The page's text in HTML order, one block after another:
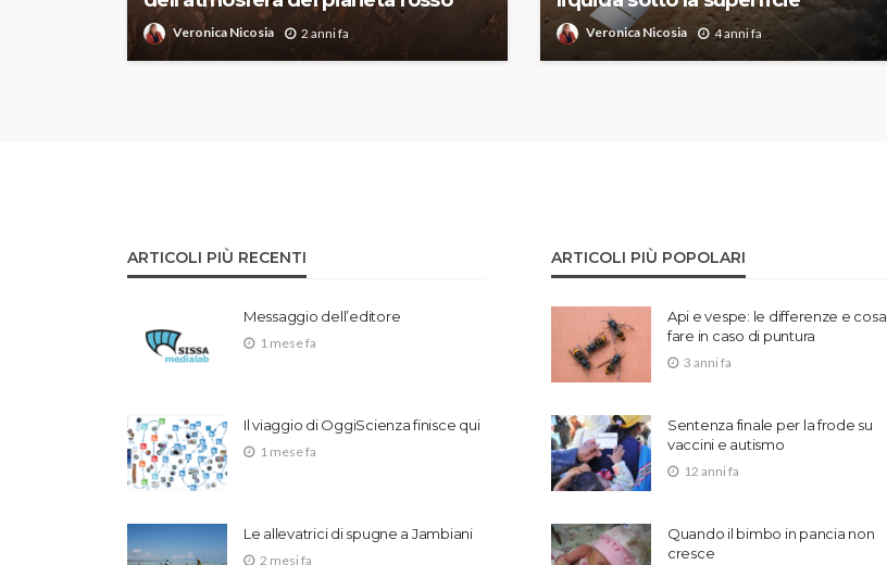
Veronica Nicosia 2 anni fa Veronica Nicosia 4 anni fa
ARTICOLI PIÙ RECENTI
Messaggio dell’editore
1 mese fa
Il viaggio di OggiScienza finisce qui
1 mese fa
Le allevatrici di spugne a Jambiani
2 mesi fa
ARTICOLI PIÙ POPOLARI
Api e vespe: le differenze e cosa
fare in caso di puntura
3 anni fa
Sentenza finale per la frode su
vaccini e autismo
12 anni fa
Quando il bimbo in pancia non
cresce